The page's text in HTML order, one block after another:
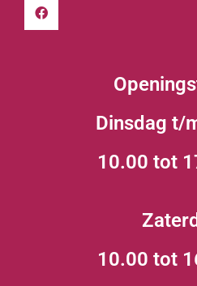
Dinsdag t/
10.00 tot
10.00 tot